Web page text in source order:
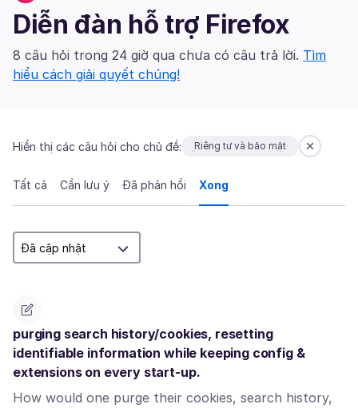
Diễn đàn hỗ trợ Firefox
8 câu hỏi trong 24 giờ qua chưa có câu trả lời. Tìm
hiểu cách giải quyết chúng!
Hiển thị các câu hỏi cho chủ đề: Riêng tư và bảo mật
Tất cả Cần lưu ý Đã phản hồi Xong
purging search history/cookies, resetting
identifiable information while keeping config &
extensions on every start-up.
How would one purge their cookies, search history,